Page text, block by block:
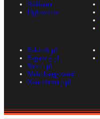
Reklama
Ogłoszenia
E-kiosk.pl
E-gazety.pl
Nexto.pl
Mała księgowość
Kancelarierp.pl